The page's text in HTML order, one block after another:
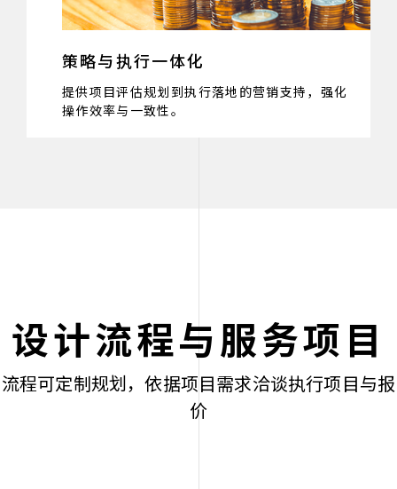
策略与执行一体化
提供项目评估规划到执行落地的营销支持，强化
操作效率与一致性。
设计流程与服务项目
流程可定制规划，依据项目需求洽谈执行项目与报
价